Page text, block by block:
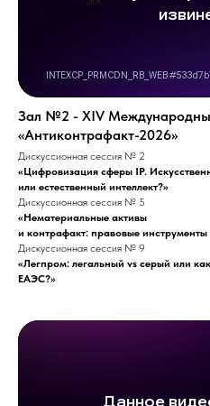
Зал №2 - ХIV
«Антиконтрафакт-2026»
Дискуссионная сессия № 2
«Цифровизация сферы IP.
или естественный интеллект?»
Дискуссионная сессия № 5
«Нематериальные активы
и контрафакт: правовые
Дискуссионная сессия № 9
«Легпром: легальный vs серый или
ЕАЭС?»